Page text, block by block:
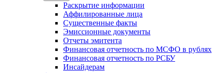
Раскрытие информации
Аффилированные лица
Существенные факты
Эмиссионные документы
Отчеты эмитента
Финансовая отчетность по МСФО в рублях
Финансовая отчетность по РСБУ
Инсайдерам